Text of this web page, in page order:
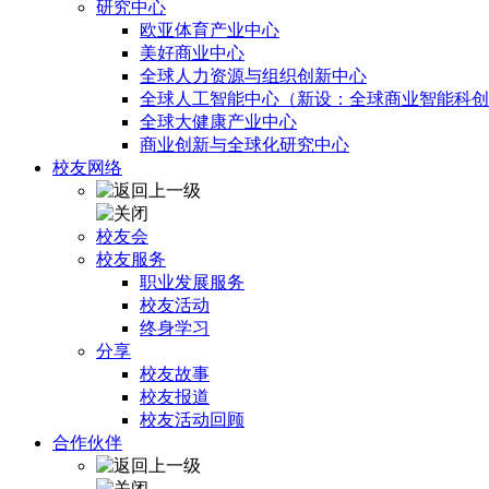
研究中心
欧亚体育产业中心
美好商业中心
全球人力资源与组织创新中心
全球人工智能中心（新设：全球商业智能科创
全球大健康产业中心
商业创新与全球化研究中心
校友网络
校友会
校友服务
职业发展服务
校友活动
终身学习
分享
校友故事
校友报道
校友活动回顾
合作伙伴